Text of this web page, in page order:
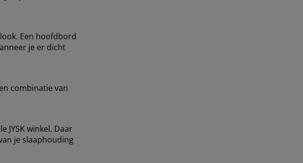
Een hoofdbord
je er dicht
combinatie van
JYSK winkel. Daar
je slaaphouding